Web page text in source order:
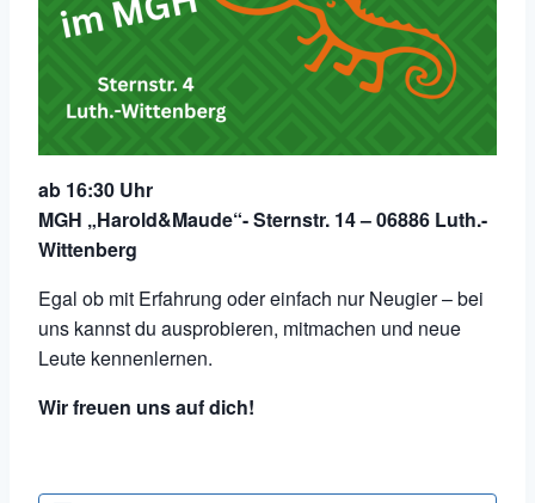
ab 16:30 Uhr
MGH „Harold&Maude“- Sternstr. 14 – 06886 Luth.-
Wittenberg
Egal ob mit Erfahrung oder einfach nur Neugier – bei
uns kannst du ausprobieren, mitmachen und neue
Leute kennenlernen.
Wir freuen uns auf dich!